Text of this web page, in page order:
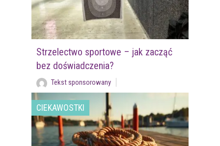
Strzelectwo sportowe – jak zacząć
bez doświadczenia?
Tekst sponsorowany
CIEKAWOSTKI